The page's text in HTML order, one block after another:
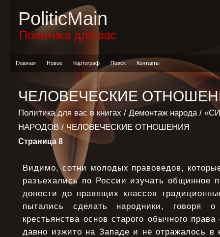
PoliticMain
Политика для вас
Главная Новое Картограф Поиск Контакты
ЧЕЛОВЕЧЕСКИЕ
Политика для вас в книгах / Демонтаж народа/
НАРОДОВ/ ЧЕЛОВЕЧЕСКИЕ ОТНОШЕНИЯ
Страница 8
Видимо, сотни молодых правоведов,
разъехались по России изучать общинное
донести до правящих классов
пытались сделать народники, говоря
крестьянства основ старого обычного
давно изжито на Западе и не отражалось в